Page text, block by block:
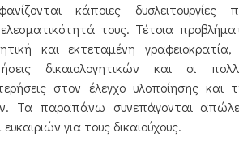
κάποιες δυσλειτουργίες
τους. Τέτοια
και εκτεταμένη γραφειοκρατία,
δικαιολογητικών και οι
στον έλεγχο υλοποίησης και
Τα παραπάνω συνεπάγονται
για τους δικαιούχους.